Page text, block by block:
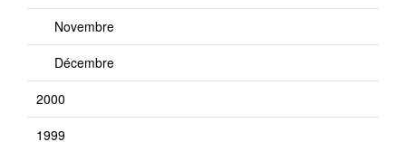
Novembre
Décembre
2000
1999